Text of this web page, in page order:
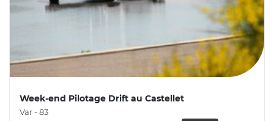
Week-end Pilotage Drift au Castellet
Var - 83